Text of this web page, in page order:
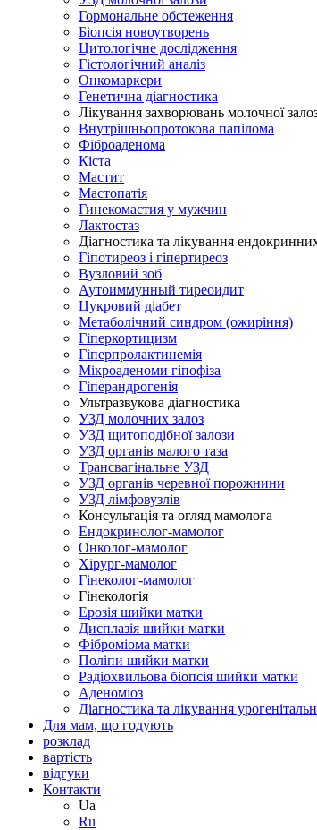
Гормональне обстеження
Біопсія новоутворень
Цитологічне дослідження
Гістологічний аналіз
Онкомаркери
Генетична діагностика
Лікування захворювань молочної
Внутрішньопротокова папілома
Фіброаденома
Кіста
Мастит
Мастопатія
Гинекомастия у мужчин
Лактостаз
Діагностика та лікування
Гіпотиреоз і гіпертиреоз
Вузловий зоб
Аутоиммунный тиреоидит
Цукровий діабет
Метаболічний синдром (ожиріння)
Гіперкортицизм
Гіперпролактинемія
Мікроаденоми гіпофіза
Гіперандрогенія
Ультразвукова діагностика
УЗД молочних залоз
УЗД щитоподібної залози
УЗД органів малого таза
Трансвагінальне УЗД
УЗД органів черевної порожнини
УЗД лімфовузлів
Консультація та огляд мамолога
Ендокринолог-мамолог
Онколог-мамолог
Хірург-мамолог
Гінеколог-мамолог
Гінекологія
Ерозія шийки матки
Дисплазія шийки матки
Фіброміома матки
Поліпи шийки матки
Радіохвильова біопсія шийки матки
Аденоміоз
Діагностика та лікування
Для мам, що годують
розклад
вартість
відгуки
Контакти
Ua
Ru